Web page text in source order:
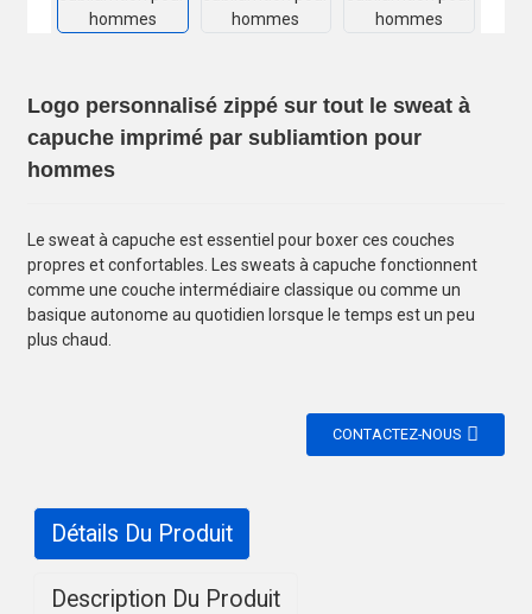
Logo personnalisé zippé sur tout le sweat à
capuche imprimé par subliamtion pour
hommes
Le sweat à capuche est essentiel pour boxer ces couches
propres et confortables. Les sweats à capuche fonctionnent
comme une couche intermédiaire classique ou comme un
basique autonome au quotidien lorsque le temps est un peu
plus chaud.
CONTACTEZ-NOUS
Détails Du Produit
Description Du Produit